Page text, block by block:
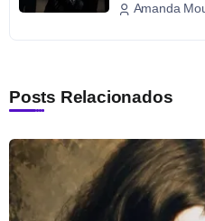
Amanda
Posts Relacionados